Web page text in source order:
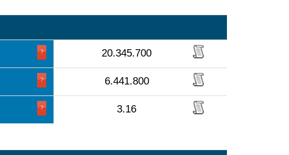
20.345.700
6.441.800
3.16